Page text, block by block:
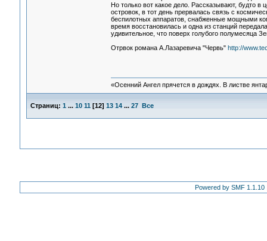
Но только вот какое дело. Рассказывают, будто
островок, в тот день прервалась связь с
беспилотных аппаратов, снабженные мощными
время восстановилась и одна из станций
удивительное, что поверх голубого
Отрвок романа А.Лазаревича "Червь" http://
«Осенний Ангел прячется в дождях. В листве
Страниц: 1 ... 10 11 [12] 13 14 ... 27 Все
Powered by SMF 1.1.10